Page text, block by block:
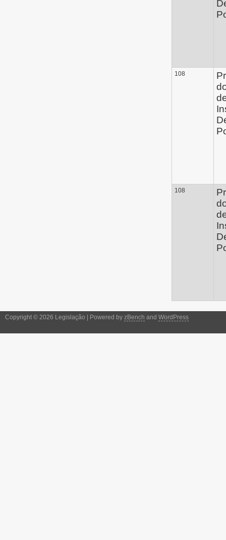
108
108
Copyright © 2026 Legislação | Powered by zBench and WordPress